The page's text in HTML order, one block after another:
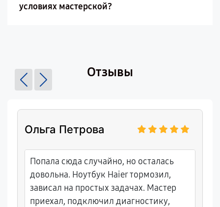
условиях мастерской?
Отзывы
Ольга Петрова
Попала сюда случайно, но осталась
довольна. Ноутбук Haier тормозил,
зависал на простых задачах. Мастер
приехал, подключил диагностику,